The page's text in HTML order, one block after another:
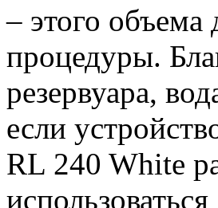
– этого
процедуры.
резервуара,
если
RL 240 White